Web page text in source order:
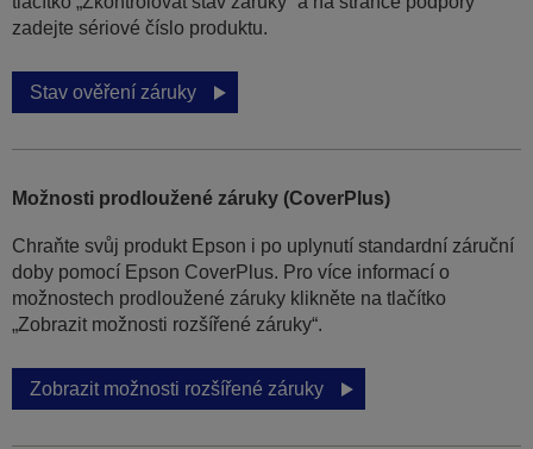
zadejte sériové číslo produktu.
Stav ověření záruky
Možnosti prodloužené záruky (CoverPlus)
Chraňte svůj produkt Epson i po uplynutí standardní záruční
doby pomocí Epson CoverPlus. Pro více informací o
možnostech prodloužené záruky klikněte na tlačítko
„Zobrazit možnosti rozšířené záruky“.
Zobrazit možnosti rozšířené záruky